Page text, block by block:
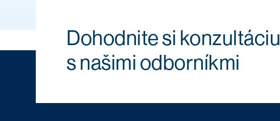
Dohodnite si konzultáciu
s našimi odborníkmi